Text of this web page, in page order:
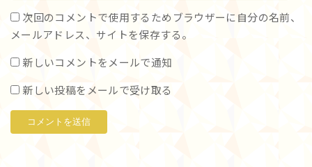
次回のコメントで使用するためブラウザーに自分の名前、
メールアドレス、サイトを保存する。
新しいコメントをメールで通知
新しい投稿をメールで受け取る